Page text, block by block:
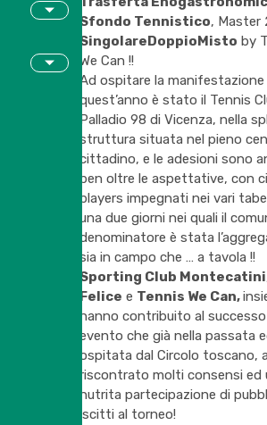
Sfondo Tennistico, Master
SingolareDoppioMisto by
We Can !!
Ad ospitare la manifestazione
quest’anno è stato il Tennis
Palladio 98 di Vicenza, nella
struttura situata nel pieno
cittadino, e le adesioni sono
ben oltre le aspettative, con
players impegnati nei vari
una due giorni nei quali il
denominatore è stata
sia in campo che … a tavola !!
Sporting Club Montecatini
Felice e Tennis We Can,
hanno contribuito al
evento che già nella passata
ospitata dal Circolo toscano,
riscontrato molti consensi ed
nutrita partecipazione di
iscitti al torneo!